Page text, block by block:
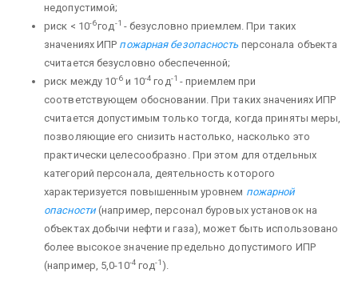
недопустимой;
риск < 10-6год-1 - безусловно приемлем. При таких
значениях ИПР пожарная безопасность персонала объекта
считается безусловно обеспеченной;
риск между 10-6и 10-4 год-1 - приемлем при
соответствующем обосновании. При таких значениях ИПР
считается допустимым только тогда, когда приняты меры,
по­зволяющие его снизить настолько, насколько это
практически целесообразно. При этом для отдельных
катего­рий персонала, деятельность которого
характеризуется повышенным уровнем пожарной
опасности(например, персонал буровых установок на
объектах добычи нефти и газа), может быть использовано
более высо­кое значение предельно допустимого ИПР
(например, 5,0-10-4год-1 ).